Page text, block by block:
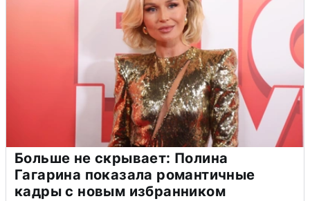
Больше не скрывает: Полина
Гагарина показала романтичные
кадры с новым избранником